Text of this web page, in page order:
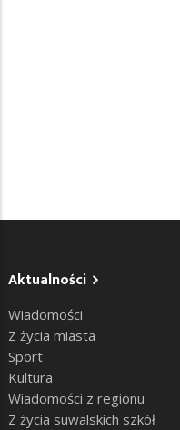
Aktualności
Wiadomości
Z życia miasta
Sport
Kultura
Wiadomości z regionu
Z życia suwalskich szkół